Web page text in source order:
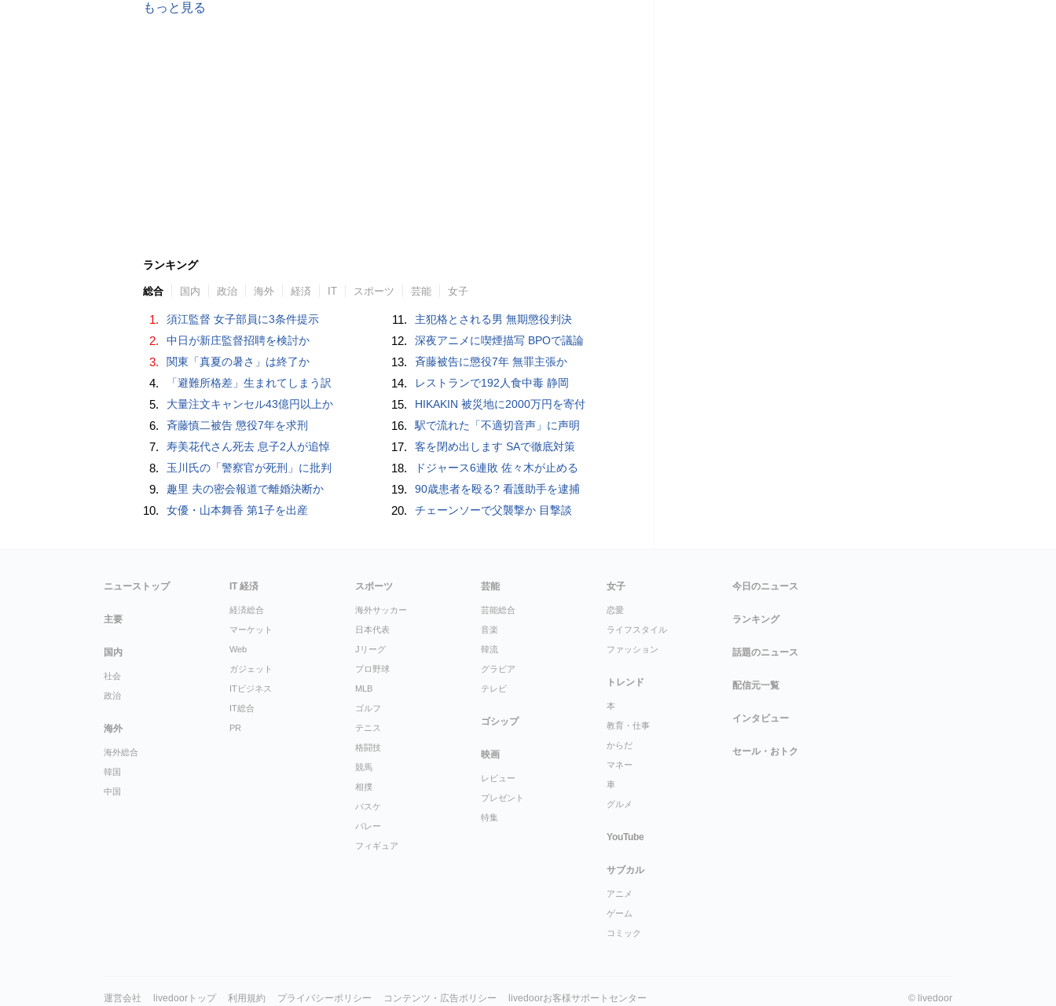
もっと見る
ランキング
総合 国内 政治 海外 経済 IT スポーツ 芸能 女子
1. 須江監督 女子部員に3条件提示
2. 中日が新庄監督招聘を検討か
3. 関東「真夏の暑さ」は終了か
4. 「避難所格差」生まれてしまう訳
5. 大量注文キャンセル43億円以上か
6. 斉藤慎二被告 懲役7年を求刑
7. 寿美花代さん死去 息子2人が追悼
8. 玉川氏の「警察官が死刑」に批判
9. 趣里 夫の密会報道で離婚決断か
10. 女優・山本舞香 第1子を出産
11. 主犯格とされる男 無期懲役判決
12. 深夜アニメに喫煙描写 BPOで議論
13. 斉藤被告に懲役7年 無罪主張か
14. レストランで192人食中毒 静岡
15. HIKAKIN 被災地に2000万円を寄付
16. 駅で流れた「不適切音声」に声明
17. 客を閉め出します SAで徹底対策
18. ドジャース6連敗 佐々木が止める
19. 90歳患者を殴る? 看護助手を逮捕
20. チェーンソーで父襲撃か 目撃談
ニューストップ
主要
国内
社会
政治
海外
海外総合
韓国
中国
IT 経済
経済総合
マーケット
Web
ガジェット
ITビジネス
IT総合
PR
スポーツ
海外サッカー
日本代表
Jリーグ
プロ野球
MLB
ゴルフ
テニス
格闘技
競馬
相撲
バスケ
バレー
フィギュア
芸能
芸能総合
音楽
韓流
グラビア
テレビ
ゴシップ
映画
レビュー
プレゼント
特集
女子
恋愛
ライフスタイル
ファッション
トレンド
本
教育・仕事
からだ
マネー
車
グルメ
YouTube
サブカル
アニメ
ゲーム
コミック
今日のニュース
ランキング
話題のニュース
配信元一覧
インタビュー
セール・おトク
運営会社 livedoorトップ 利用規約 プライバシーポリシー コンテンツ・広告ポリシー livedoorお客様サポートセンター © livedoor